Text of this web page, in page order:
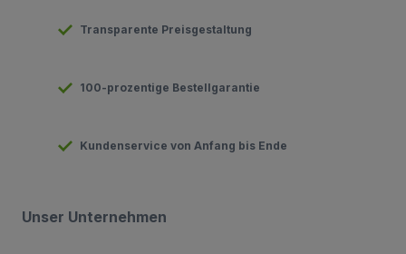
Transparente Preisgestaltung
100-prozentige Bestellgarantie
Kundenservice von Anfang bis Ende
Unser Unternehmen